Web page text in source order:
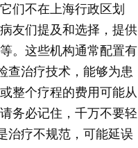
们不在上海行政区划
友们提及和选择，提供
。这些机构通常配置有
查治疗技术，能够为患
整个疗程的费用可能从
务必记住，千万不要轻
治疗不规范，可能延误